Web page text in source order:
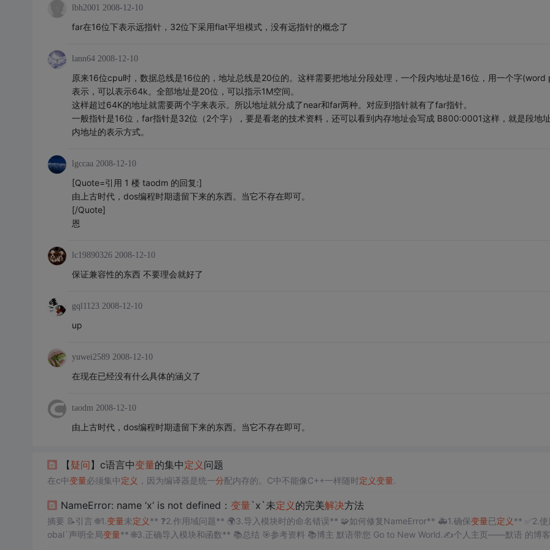
lbh2001 2008-12-10
far在16位下表示远指针，32位下采用flat平坦模式，没有远指针的概念了
lann64 2008-12-10
原来16位cpu时，数据总线是16位的，地址总线是20位的。这样需要把地址分段处理，一个段内地址是16位，用一个字(word
表示，可以表示64k。全部地址是20位，可以指示1M空间。
这样超过64K的地址就需要两个字来表示。所以地址就分成了near和far两种。对应到指针就有了far指针。
一般指针是16位，far指针是32位（2个字），要是看老的技术资料，还可以看到内存地址会写成 B800:0001这样，就是段地
内地址的表示方式。
lgccaa 2008-12-10
[Quote=引用 1 楼 taodm 的回复:]
由上古时代，dos编程时期遗留下来的东西。当它不存在即可。
[/Quote]
恩
lc19890326 2008-12-10
保证兼容性的东西 不要理会就好了
gql1123 2008-12-10
up
yuwei2589 2008-12-10
在现在已经没有什么具体的涵义了
taodm 2008-12-10
由上古时代，dos编程时期遗留下来的东西。当它不存在即可。
【疑问】c语言中变量的集中定义 问题
在c中变量必须集中定义 ，因为编译器是统一分配内存的。C中不能像C++一样随时定义变量.
NameError: name ‘x‘ is not defined： 变量`x`未定义 的完美解决方法
摘要 📝引言 🌐1. 变量未定义** ❓2.作用域问题** 🌍3.导入模块时的命名错误** 🧩如何修复NameError** 🚑1.确保变量已定义** ✅2.
obal`声明全局变量** 🌐3.正确导入模块和函数** 📚总结 🎯参考资料 📚博主 默语带您 Go to New World.✍个人主页——默语 的博客